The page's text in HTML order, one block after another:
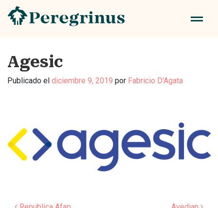
Agesic
Publicado el diciembre 9, 2019 por Fabricio D'Agata